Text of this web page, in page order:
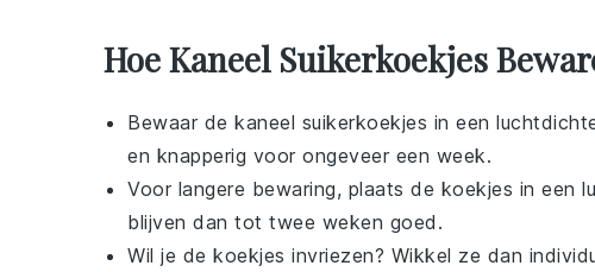
Hoe Kaneel Suikerkoekjes
Bewaar de kaneel suikerkoekjes in een
en knapperig voor ongeveer een week.
Voor langere bewaring, plaats de koekjes in
blijven dan tot twee weken goed.
Wil je de koekjes invriezen? Wikkel ze dan